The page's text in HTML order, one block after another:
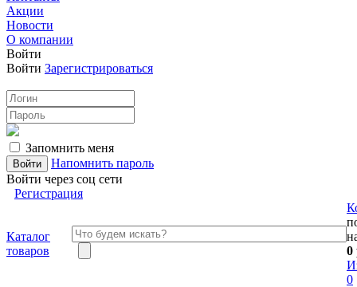
Акции
Новости
О компании
Войти
Войти Зарегистрироваться
Запомнить меня
Напомнить пароль
Войти через соц сети
Регистрация
Каталог
товаров
0
0